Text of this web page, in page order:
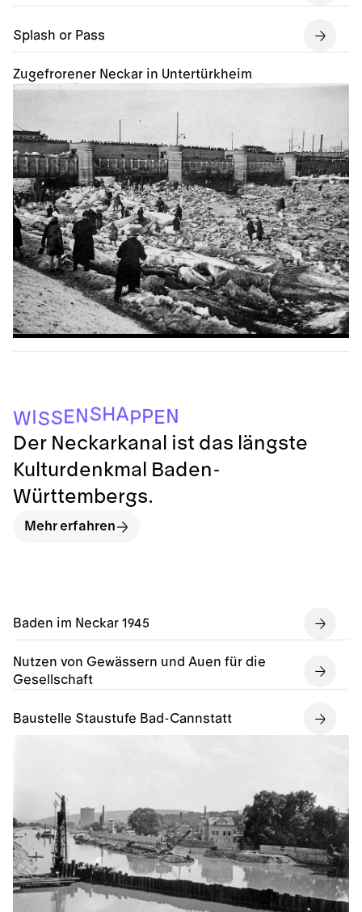
Splash or Pass
Zugefrorener Neckar in Untertürkheim
Baden im Neckar 1945
Nutzen von Gewässern und Auen für die
Gesellschaft
Baustelle Staustufe Bad-Cannstatt
WISSENSHAP PE N
Der Neckarkanal ist das längste
Kulturdenkmal Baden-
Württembergs.
Mehr erfahren